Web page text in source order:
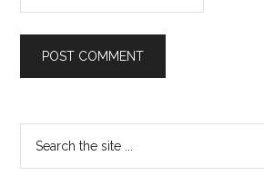
Primary
Sidebar